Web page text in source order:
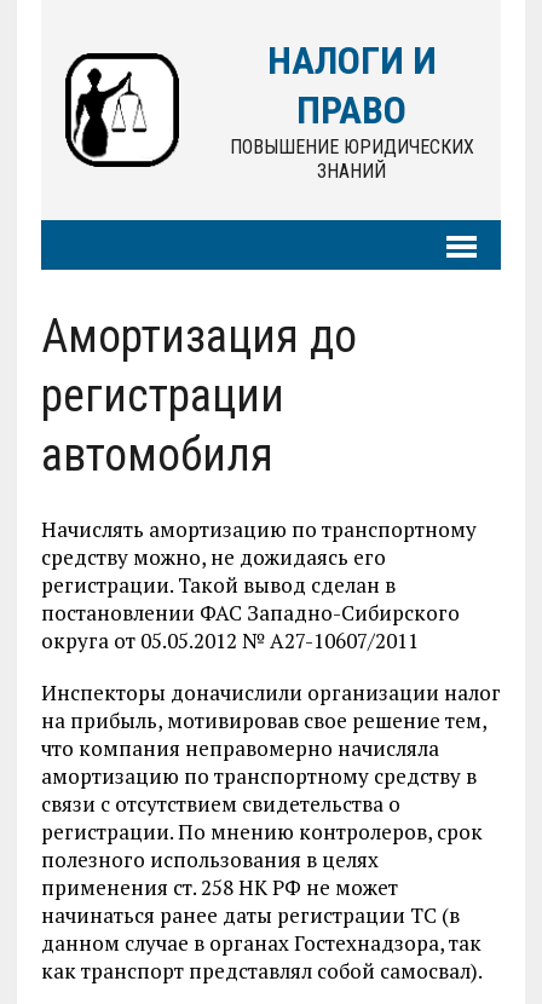
НАЛОГИ И
ПРАВО
ПОВЫШЕНИЕ ЮРИДИЧЕСКИХ
ЗНАНИЙ
Амортизация до
регистрации
автомобиля
Начислять амортизацию по транспортному
средству можно, не дожидаясь его
регистрации. Такой вывод сделан в
постановлении ФАС Западно-Сибирского
округа от 05.05.2012 № А27-10607/2011
Инспекторы доначислили организации налог
на прибыль, мотивировав свое решение тем,
что компания неправомерно начисляла
амортизацию по транспортному средству в
связи с отсутствием свидетельства о
регистрации. По мнению контролеров, срок
полезного использования в целях
применения ст. 258 НК РФ не может
начинаться ранее даты регистрации ТС (в
данном случае в органах Гостехнадзора, так
как транспорт представлял собой самосвал).